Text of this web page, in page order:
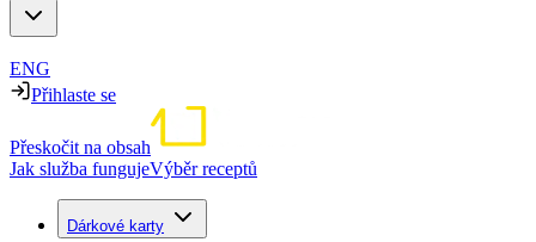
ENG
Přihlaste se
Přeskočit na obsah
Jak služba fungujeVýběr receptů
Dárkové karty